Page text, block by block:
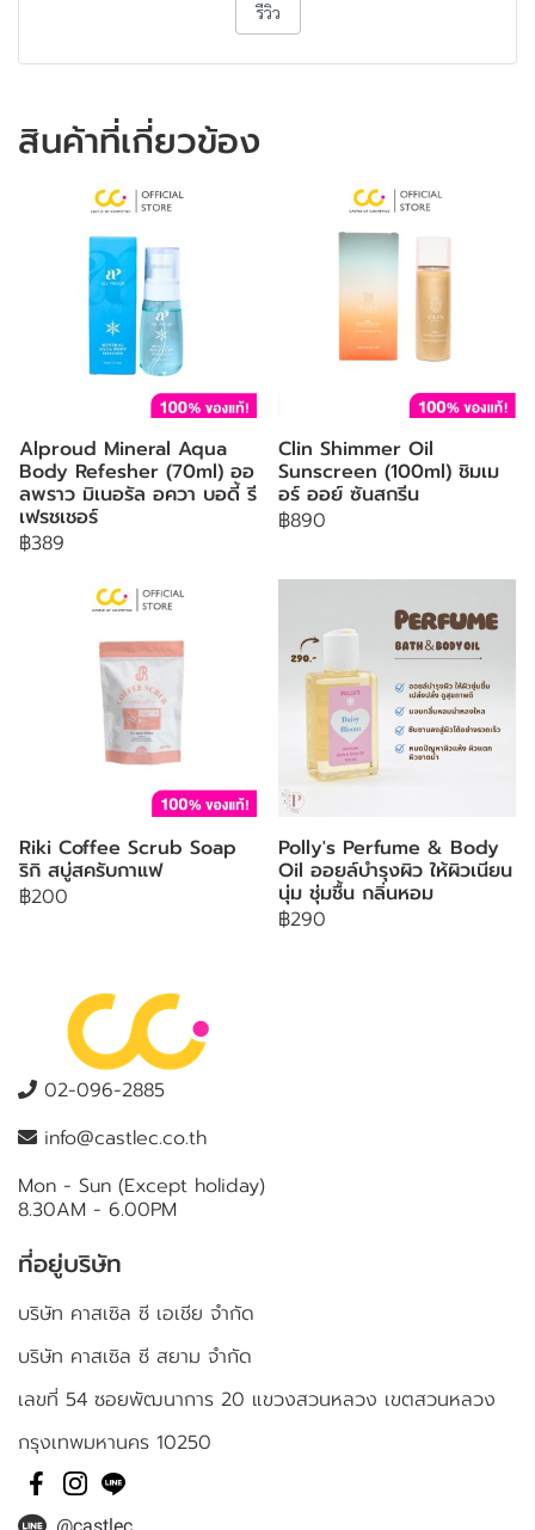
รีวิว
สินค้าที่เกี่ยวข้อง
Alproud Mineral Aqua
Body Refesher (70ml) ออ
ลพราว มิเนอรัล อควา บอดี้ รี
เฟรชเชอร์
฿389
Clin Shimmer Oil
Sunscreen (100ml) ชิมเม
อร์ ออย์ ซันสกรีน
฿890
Riki Coffee Scrub Soap
ริกิ สบู่สครับกาแฟ
฿200
Polly's Perfume & Body
Oil ออยล์บำรุงผิว ให้ผิวเนียน
นุ่ม ชุ่มชื้น กลิ่นหอม
฿290
02-096-2885
info@castlec.co.th
Mon - Sun (Except holiday)
8.30AM - 6.00PM
ที่อยู่บริษัท
บริษัท คาสเซิล ซี เอเชีย จำกัด
บริษัท คาสเซิล ซี สยาม จำกัด
เลขที่ 54 ซอยพัฒนาการ 20 แขวงสวนหลวง เขตสวนหลวง
กรุงเทพมหานคร 10250